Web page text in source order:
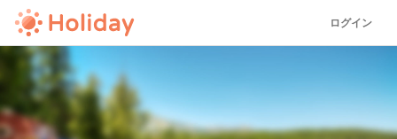
ログイン